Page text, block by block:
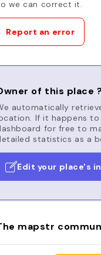
we can correct it.
Report an error
of this place ?
automatically
If it happens
for free to
statistics as a
Edit your place's
mapstr